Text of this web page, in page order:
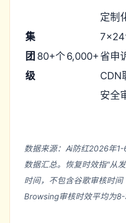
集
团
级
80+个 6,000+
定制
7×24
省申
CDN
安全
数据来源：Ai防红2026年
数据汇总。恢复时效指"从
时间，不包含谷歌审核时
Browsing审核时效平均为8-